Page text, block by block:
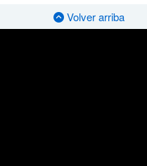
Volver arriba